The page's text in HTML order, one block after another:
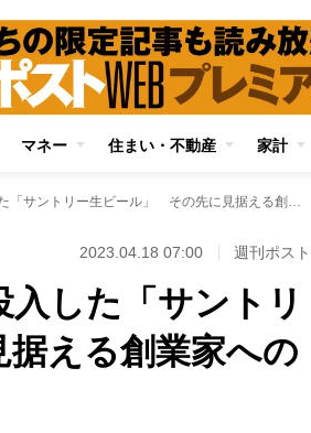
マネー 住まい・不動産 家計
サントリーが背水の陣で投入した「サントリー生ビール」 その先に見据える創業家への「大政奉還」
2023.04.18 07:00 週刊ポスト
した「サントリ
える創業家への